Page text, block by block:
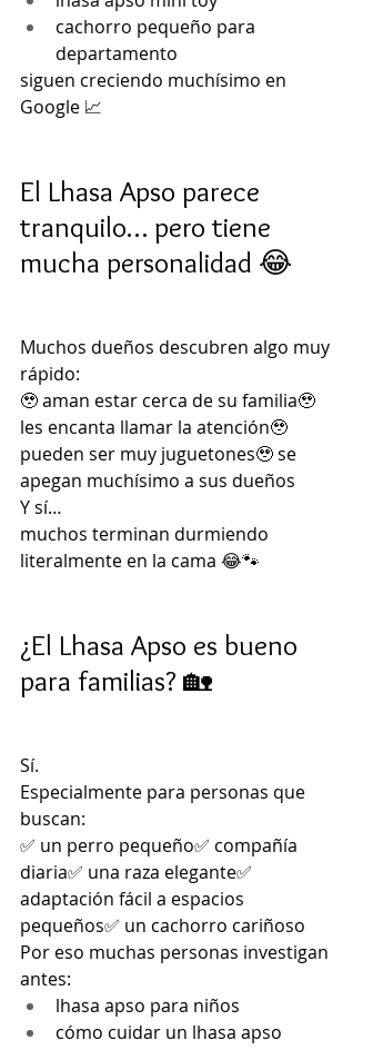
cachorro pequeño para
departamento
siguen creciendo muchísimo en
Google 📈
El Lhasa Apso parece
tranquilo… pero tiene
mucha personalidad 😂
Muchos dueños descubren algo muy
rápido:
🥹 aman estar cerca de su familia🥹
les encanta llamar la atención🥹
pueden ser muy juguetones🥹 se
apegan muchísimo a sus dueños
Y sí…
muchos terminan durmiendo
literalmente en la cama 😂🐾
¿El Lhasa Apso es bueno
para familias? 🏡
Sí.
Especialmente para personas que
buscan:
✅ un perro pequeño✅ compañía
diaria✅ una raza elegante✅
adaptación fácil a espacios
pequeños✅ un cachorro cariñoso
Por eso muchas personas investigan
antes:
lhasa apso para niños
cómo cuidar un lhasa apso